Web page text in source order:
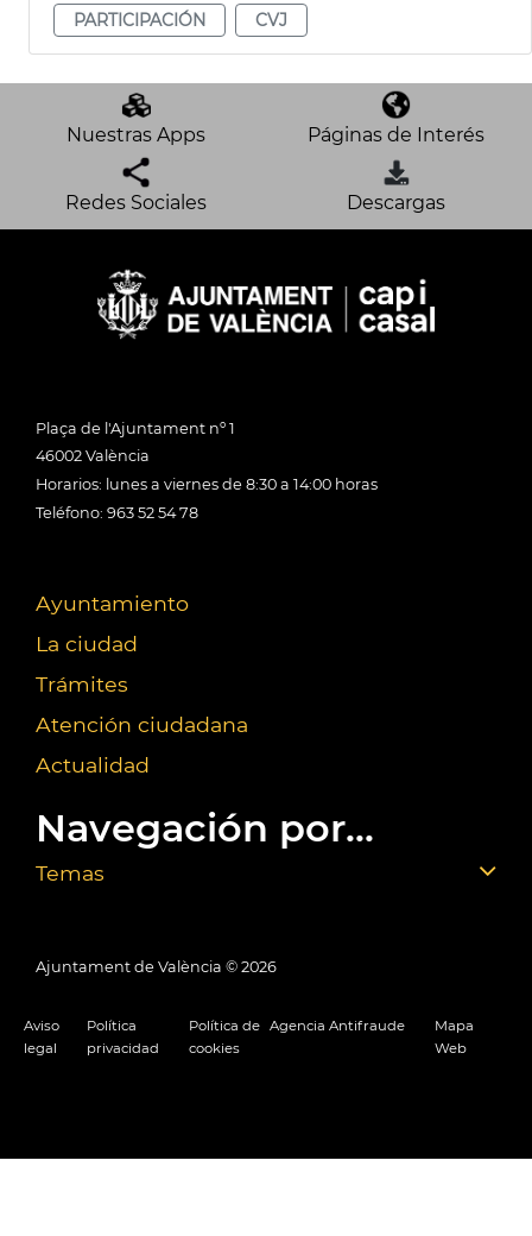
PARTICIPACIÓN
CVJ
Nuestras Apps Páginas de Interés
Redes Sociales Descargas
Plaça de l'Ajuntament nº 1
46002 València
Horarios: lunes a viernes de 8:30 a 14:00 horas
Teléfono: 963 52 54 78
Ayuntamiento
La ciudad
Trámites
Atención ciudadana
Actualidad
Navegación por...
Temas
Ajuntament de València © 2026
Aviso
legal
Política
privacidad
Política de
cookies
Agencia Antifraude
Mapa
Web